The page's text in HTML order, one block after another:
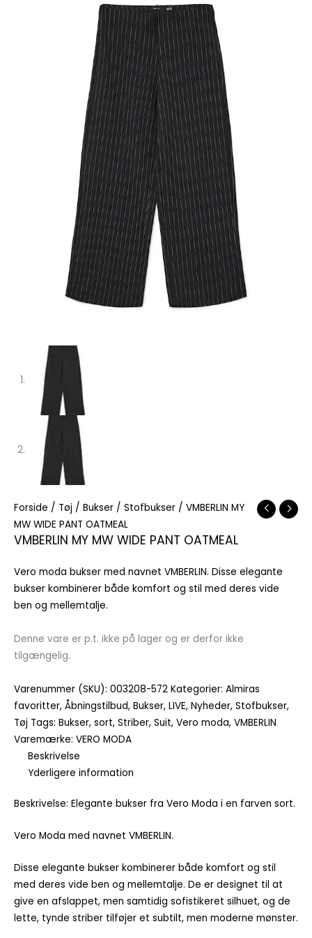
Forside / Tøj / Bukser / Stofbukser / VMBERLIN MY
MW WIDE PANT OATMEAL
VMBERLIN MY MW WIDE PANT OATMEAL
Vero moda bukser med navnet VMBERLIN. Disse elegante
bukser kombinerer både komfort og stil med deres vide
ben og mellemtalje.
Denne vare er p.t. ikke på lager og er derfor ikke
tilgængelig.
Varenummer (SKU): 003208-572 Kategorier: Almiras
favoritter, Åbningstilbud, Bukser, LIVE, Nyheder, Stofbukser,
Tøj Tags: Bukser, sort, Striber, Suit, Vero moda, VMBERLIN
Varemærke: VERO MODA
Beskrivelse
Yderligere information
Beskrivelse: Elegante bukser fra Vero Moda i en farven sort.
Vero Moda med navnet VMBERLIN.
Disse elegante bukser kombinerer både komfort og stil
med deres vide ben og mellemtalje. De er designet til at
give en afslappet, men samtidig sofistikeret silhuet, og de
lette, tynde striber tilføjer et subtilt, men moderne mønster.